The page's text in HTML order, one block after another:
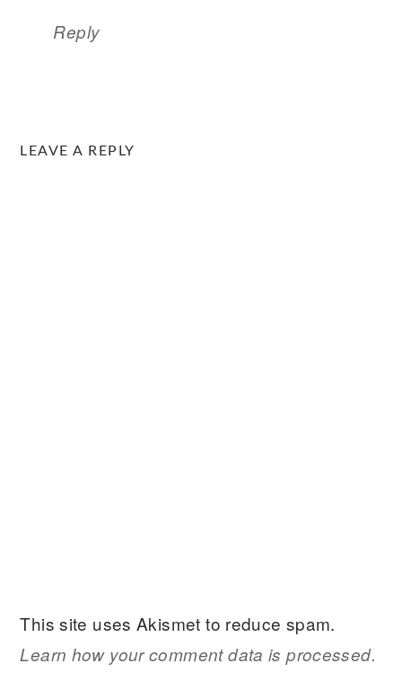
Reply
LEAVE A REPLY
This site uses Akismet to reduce spam.
Learn how your comment data is processed.